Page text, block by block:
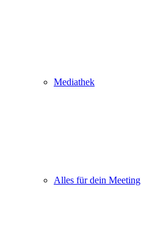
Mediathek
Alles für dein Meeting